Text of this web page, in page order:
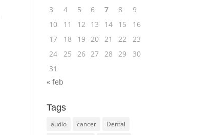
3
4 5 6 7 8
9
10
11 12 13 14 15
16
17
18 19 20 21 22
23
24
25 26 27 28 29
30
31
« feb
Tags
audio cancer
Dental